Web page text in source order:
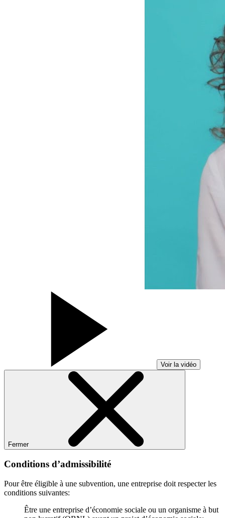
Voir la vidéo
Fermer
Conditions d’admissibilité
Pour être éligible à une subvention, une entreprise doit respecter les
conditions suivantes:
Être une entreprise d’économie sociale ou un organisme à but